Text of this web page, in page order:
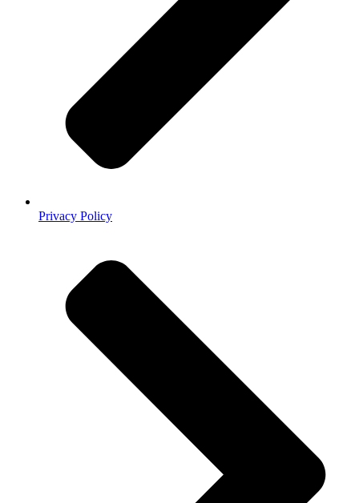
Privacy Policy